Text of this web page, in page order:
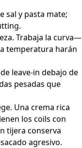
sal y pasta mate;
Trabaja la curva—
temperatura harán
leave-in debajo de
pesadas que
Una crema rica
los coils con
tijera conserva
agresivo.